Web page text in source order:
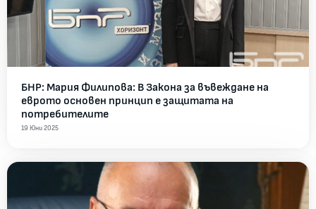
БНР: Мария Филипова: В Закона за въвеждане на
еврото основен принцип е защитата на
потребителите
19 Юни 2025